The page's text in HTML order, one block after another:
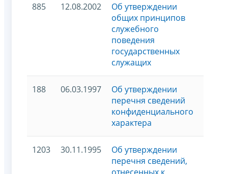
885 12.08.2002
Об утверждении
общих принципов
служебного
поведения
государственных
служащих
188 06.03.1997
Об утверждении
перечня сведений
конфиденциального
характера
1203 30.11.1995
Об утверждении
перечня сведений,